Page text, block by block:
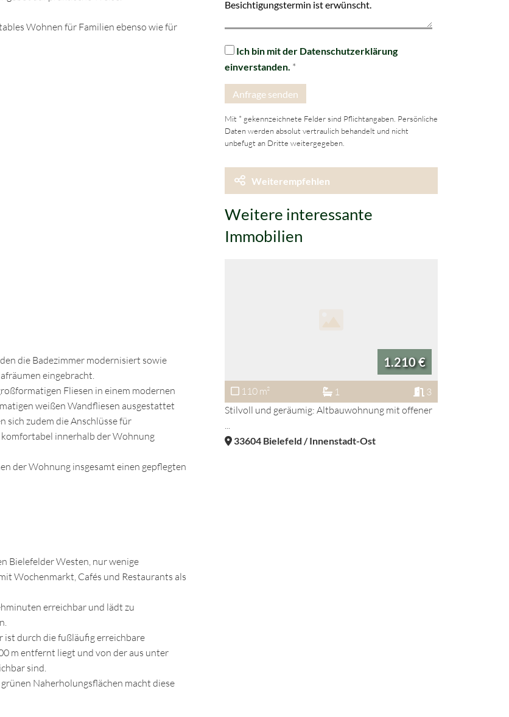
Wohnen für Familien ebenso wie für
die Badezimmer modernisiert sowie
eingebracht.
Fliesen in einem modernen
weißen Wandfliesen ausgestattet
sich zudem die Anschlüsse für
innerhalb der Wohnung
der Wohnung insgesamt einen gepflegten
Bielefelder Westen, nur wenige
Wochenmarkt, Cafés und Restaurants als
erreichbar und lädt zu
ist durch die fußläufig erreichbare
m entfernt liegt und von der aus unter
sind.
Naherholungsflächen macht diese
Ich bin mit der Datenschutzerklärung
einverstanden. *
Mit * gekennzeichnete Felder sind Pflichtangaben. Persönliche
Daten werden absolut vertraulich behandelt und nicht
unbefugt an Dritte weitergegeben.
Weiterempfehlen
Weitere interessante
Immobilien
870 €
87 m² 1
par excellence! In dieser Wohnung werden
33602 Bielefeld / Mitte
1.210 €
110 m² 1
3
Stilvoll und geräumig: Altbauwohnung mit offener
33604 Bielefeld / Innenstadt-Ost